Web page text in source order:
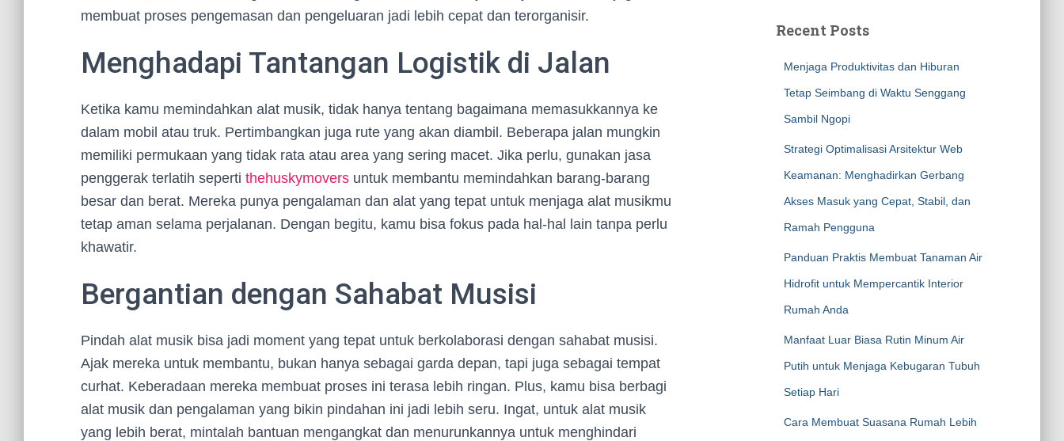
membuat proses pengemasan dan pengeluaran jadi lebih cepat dan terorganisir.
Menghadapi Tantangan Logistik di Jalan
Ketika kamu memindahkan alat musik, tidak hanya tentang bagaimana memasukkannya ke
dalam mobil atau truk. Pertimbangkan juga rute yang akan diambil. Beberapa jalan mungkin
memiliki permukaan yang tidak rata atau area yang sering macet. Jika perlu, gunakan jasa
penggerak terlatih seperti thehuskymovers untuk membantu memindahkan barang-barang
besar dan berat. Mereka punya pengalaman dan alat yang tepat untuk menjaga alat musikmu
tetap aman selama perjalanan. Dengan begitu, kamu bisa fokus pada hal-hal lain tanpa perlu
khawatir.
Bergantian dengan Sahabat Musisi
Pindah alat musik bisa jadi moment yang tepat untuk berkolaborasi dengan sahabat musisi.
Ajak mereka untuk membantu, bukan hanya sebagai garda depan, tapi juga sebagai tempat
curhat. Keberadaan mereka membuat proses ini terasa lebih ringan. Plus, kamu bisa berbagi
alat musik dan pengalaman yang bikin pindahan ini jadi lebih seru. Ingat, untuk alat musik
yang lebih berat, mintalah bantuan mengangkat dan menurunkannya untuk menghindari
Recent Posts
Menjaga Produktivitas dan Hiburan
Tetap Seimbang di Waktu Senggang
Sambil Ngopi
Strategi Optimalisasi Arsitektur Web
Keamanan: Menghadirkan Gerbang
Akses Masuk yang Cepat, Stabil, dan
Ramah Pengguna
Panduan Praktis Membuat Tanaman Air
Hidrofit untuk Mempercantik Interior
Rumah Anda
Manfaat Luar Biasa Rutin Minum Air
Putih untuk Menjaga Kebugaran Tubuh
Setiap Hari
Cara Membuat Suasana Rumah Lebih